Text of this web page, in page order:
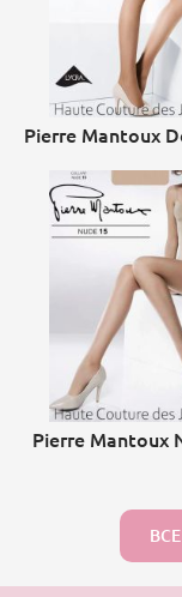
Pierre Mantoux
Pierre Mantoux